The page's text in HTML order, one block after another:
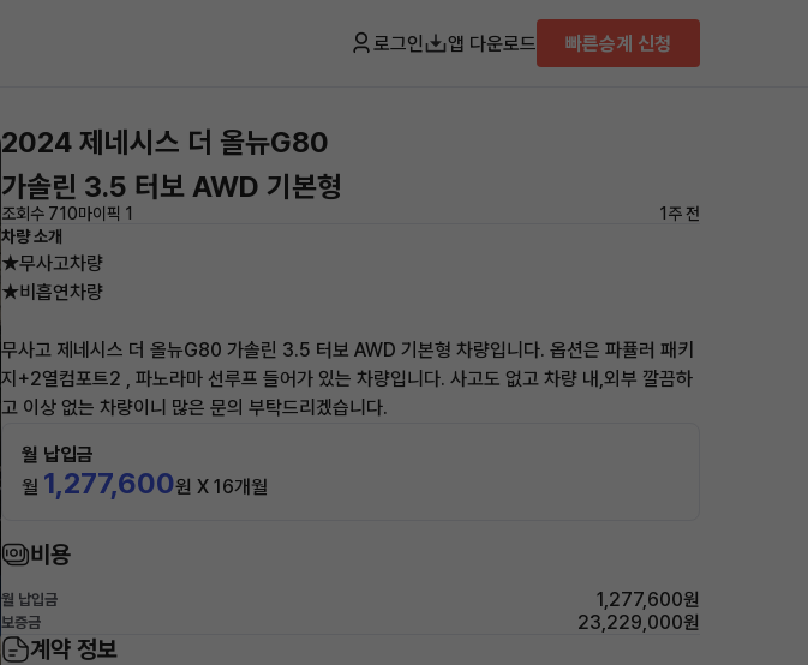
로그인 앱 다운로드 빠른승계 신청
2024 제네시스 더 올뉴G80
가솔린 3.5 터보 AWD 기본형
조회수 710마이픽 1
1주 전
차량 소개
★무사고차량
★비흡연차량
무사고 제네시스 더 올뉴G80 가솔린 3.5 터보 AWD 기본형 차량입니다. 옵션은 파퓰러 패키
지+2열컴포트2 , 파노라마 선루프 들어가 있는 차량입니다. 사고도 없고 차량 내,외부 깔끔하
고 이상 없는 차량이니 많은 문의 부탁드리겠습니다.
월 납입금
월 1,277,600원 X 16개월
비용
월 납입금 1,277,600원
보증금 23,229,000원
계약 정보